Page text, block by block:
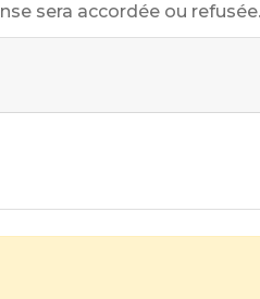
sera accordée ou refusée.